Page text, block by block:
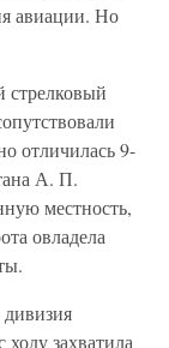
авиации. Но
стрелковый
отличилась 9-
А. П.
мест­ность,
овладела
захватила